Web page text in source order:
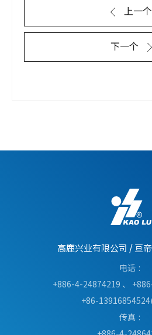
上一个
下一个
高鹿兴业有限公司 /亘
电话
+886-4-24874219 、
+86-
传真